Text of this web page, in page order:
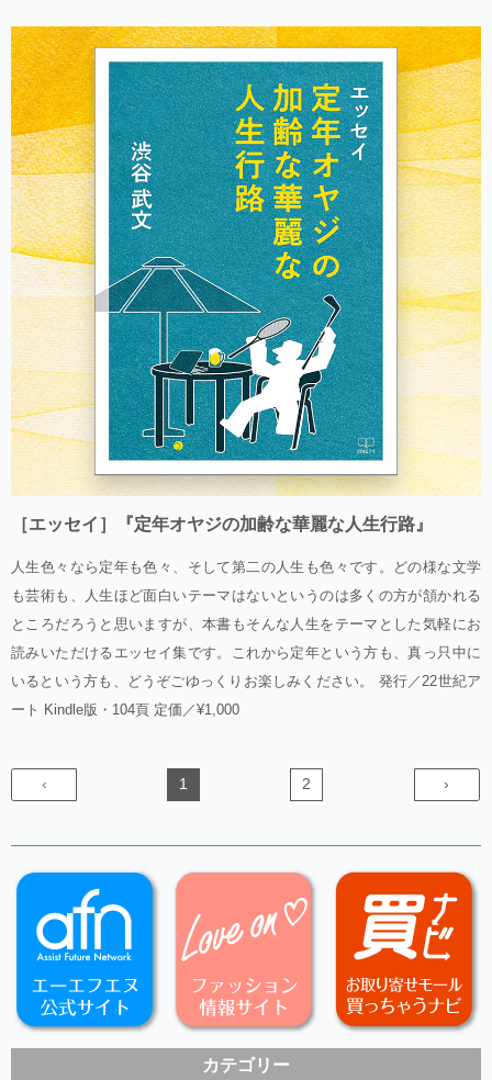
カテゴリー
［エッセイ］『定年オヤジの加齢な華麗な人生行路』
人生色々なら定年も色々、そして第二の人生も色々です。どの様な文学
も芸術も、人生ほど面白いテーマはないというのは多くの方が頷かれる
ところだろうと思いますが、本書もそんな人生をテーマとした気軽にお
読みいただけるエッセイ集です。これから定年という方も、真っ只中に
いるという方も、どうぞごゆっくりお楽しみください。 発行／22世紀ア
ート Kindle版・104頁 定価／¥1,000
‹ 1 2 ›